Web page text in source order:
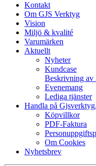
Kontakt
Om GJS Verktyg
Vision
Miljö & kvalité
Varumärken
Aktuellt
Nyheter
Kundcase
Beskrivning av
Evenemang
Lediga tjänster
Handla på
Köpvillkor
PDF-Faktura
Om Cookies
Nyhetsbrev